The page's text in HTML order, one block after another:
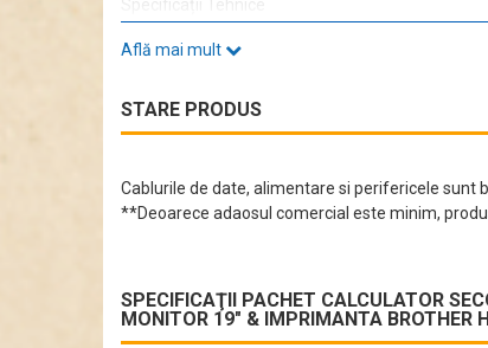
Specificații Tehnice
LENOVO ThinkCentre M910s SFF vine cu o
Sunet integrat:Da
Retea integrată:Da
Capacitate HDD:512GB SSD
Frecvență turbo procesor:3.80GHz
Generație procesor:Generația a 7-a
Acest sistem este dotat cu multiple porturi
6 x USB 3.0
Află mai mult
STARE PRODUS
Cablurile de date, alimentare si perifericele sunt
**Deoarece adaosul comercial este minim,
SPECIFICAŢII PACHET CALCULATOR
MONITOR 19" & IMPRIMANTA BROTHER